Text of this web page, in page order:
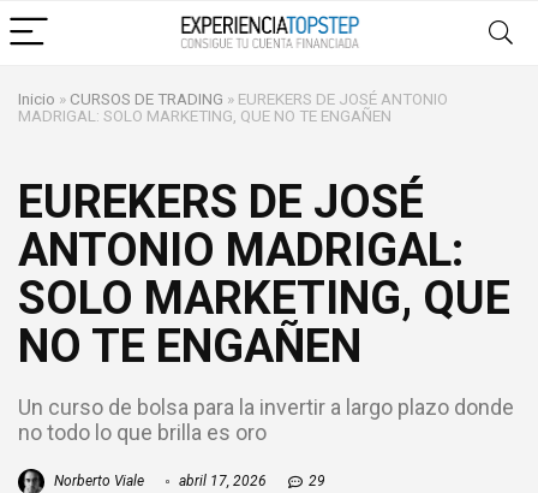
Inicio » CURSOS DE TRADING » EUREKERS DE JOSÉ ANTONIO
MADRIGAL: SOLO MARKETING, QUE NO TE ENGAÑEN
EUREKERS DE JOSÉ
ANTONIO MADRIGAL:
SOLO MARKETING, QUE
NO TE ENGAÑEN
Un curso de bolsa para la invertir a largo plazo donde
no todo lo que brilla es oro
Norberto Viale abril 17, 2026 29